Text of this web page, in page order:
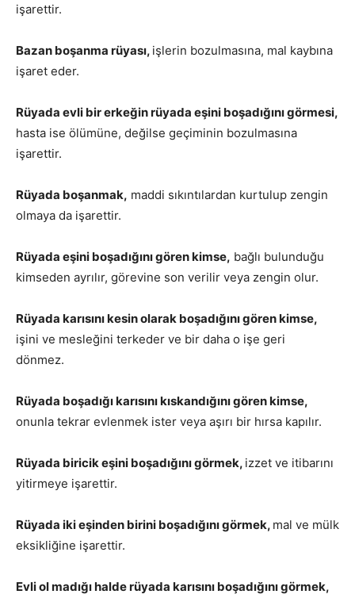
işarettir.
Bazan boşanma rüyası, işlerin bozulmasına, mal kaybına
işaret eder.
Rüyada evli bir erkeğin rüyada eşini boşadığını görmesi,
hasta ise ölümüne, değilse geçiminin bozulmasına
işarettir.
Rüyada boşanmak, maddi sıkıntılardan kurtulup zengin
olmaya da işarettir.
Rüyada eşini boşadığını gören kimse, bağlı bulunduğu
kimseden ayrılır, görevine son verilir veya zengin olur.
Rüyada karısını kesin olarak boşadığını gören kimse,
işini ve mesleğini terkeder ve bir daha o işe geri
dönmez.
Rüyada boşadığı karısını kıskandığını gören kimse,
onunla tekrar evlenmek ister veya aşırı bir hırsa kapılır.
Rüyada biricik eşini boşadığını görmek, izzet ve itibarını
yitirmeye işarettir.
Rüyada iki eşinden birini boşadığını görmek, mal ve mülk
eksikliğine işarettir.
Evli ol madığı halde rüyada karısını boşadığını görmek,